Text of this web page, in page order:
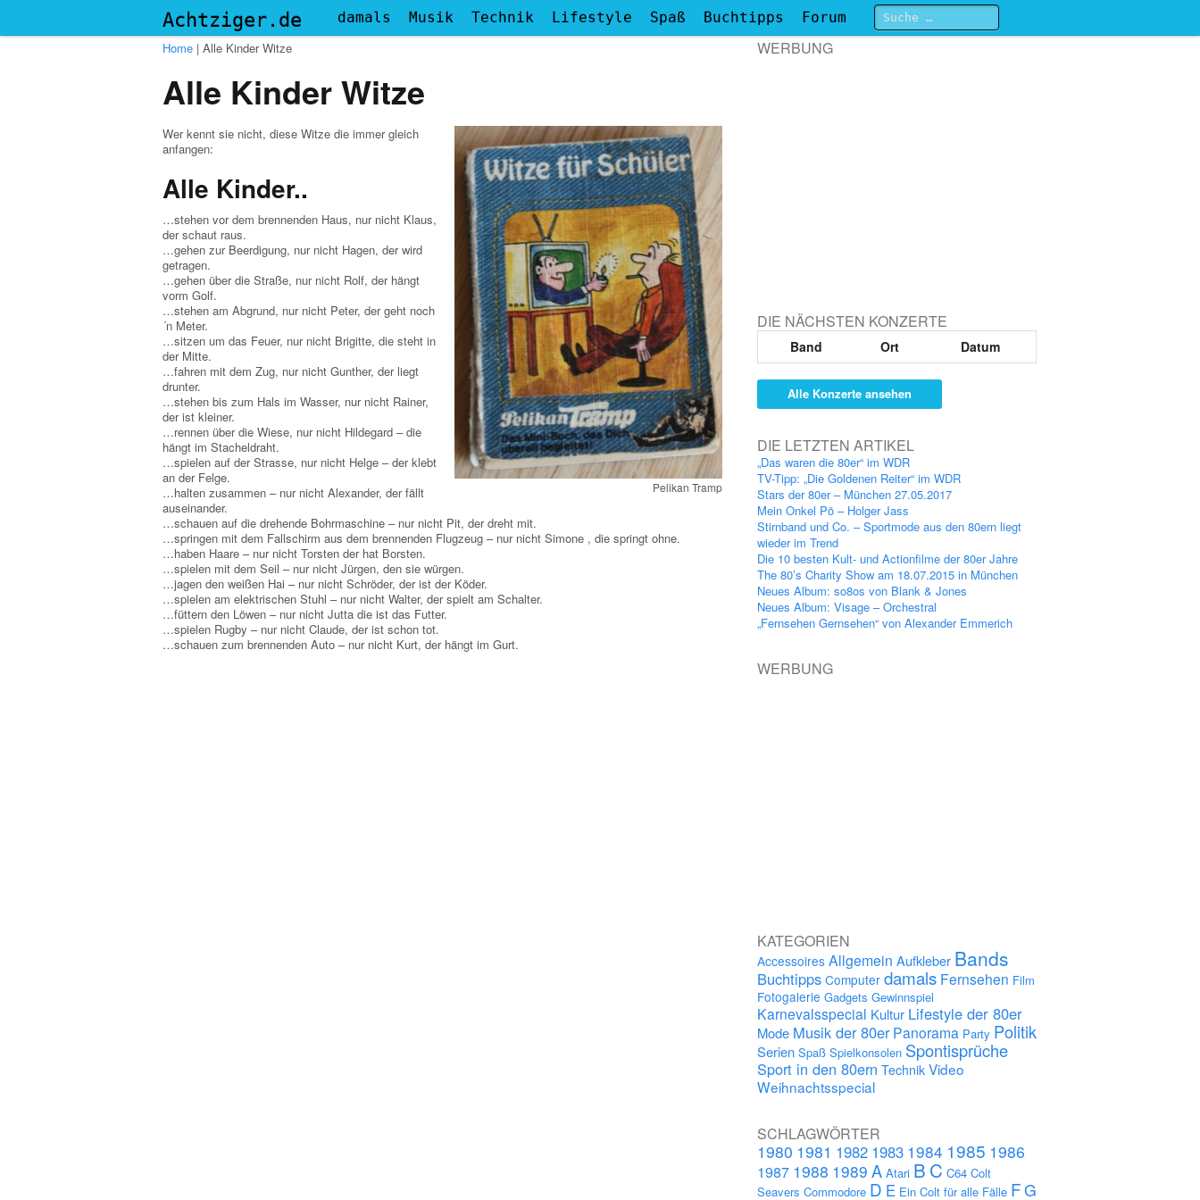
Achtziger.de
Menu
damals Musik Technik Lifestyle Spaß Buchtipps
Forum
Home | Alle Kinder Witze
Alle Kinder Witze
Pelikan Tramp
Wer kennt sie nicht, diese Witze die immer gleich
anfangen:
Alle Kinder..
…stehen vor dem brennenden Haus, nur nicht Klaus,
der schaut raus.
…gehen zur Beerdigung, nur nicht Hagen, der wird
getragen.
…gehen über die Straße, nur nicht Rolf, der hängt
vorm Golf.
…stehen am Abgrund, nur nicht Peter, der geht noch
´n Meter.
…sitzen um das Feuer, nur nicht Brigitte, die steht in
der Mitte.
…fahren mit dem Zug, nur nicht Gunther, der liegt
drunter.
…stehen bis zum Hals im Wasser, nur nicht Rainer,
der ist kleiner.
…rennen über die Wiese, nur nicht Hildegard – die
hängt im Stacheldraht.
…spielen auf der Strasse, nur nicht Helge – der klebt
an der Felge.
…halten zusammen – nur nicht Alexander, der fällt
auseinander.
…schauen auf die drehende Bohrmaschine – nur nicht Pit, der dreht mit.
…springen mit dem Fallschirm aus dem brennenden Flugzeug – nur nicht Simone , die springt ohne.
…haben Haare – nur nicht Torsten der hat Borsten.
…spielen mit dem Seil – nur nicht Jürgen, den sie würgen.
…jagen den weißen Hai – nur nicht Schröder, der ist der Köder.
…spielen am elektrischen Stuhl – nur nicht Walter, der spielt am Schalter.
…füttern den Löwen – nur nicht Jutta die ist das Futter.
…spielen Rugby – nur nicht Claude, der ist schon tot.
…schauen zum brennenden Auto – nur nicht Kurt, der hängt im Gurt.
WERBUNG
DIE NÄCHSTEN KONZERTE
Band Ort Datum
Alle Konzerte ansehen
DIE LETZTEN ARTIKEL
„Das waren die 80er“ im WDR
TV-Tipp: „Die Goldenen Reiter“ im WDR
Stars der 80er – München 27.05.2017
Mein Onkel Pö – Holger Jass
Stirnband und Co. – Sportmode aus den 80ern liegt
wieder im Trend
Die 10 besten Kult- und Actionfilme der 80er Jahre
The 80’s Charity Show am 18.07.2015 in München
Neues Album: so8os von Blank & Jones
Neues Album: Visage – Orchestral
„Fernsehen Gernsehen“ von Alexander Emmerich
WERBUNG
KATEGORIEN
Accessoires Allgemein Aufkleber Bands
Buchtipps Computer damals Fernsehen Film
Fotogalerie Gadgets Gewinnspiel
Karnevalsspecial Kultur Lifestyle der 80er
Mode Musik der 80er Panorama Party Politik
Serien Spaß Spielkonsolen Spontisprüche
Sport in den 80ern Technik Video
Weihnachtsspecial
SCHLAGWÖRTER
1980 1981 1982 1983 1984 1985 1986
1987 1988 1989 A Atari B C C64 Colt
Seavers Commodore D E Ein Colt für alle Fälle FG